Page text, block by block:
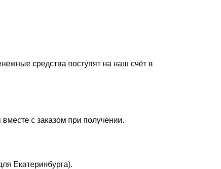
средства поступят на наш счёт в
с заказом при получении.
Екатеринбурга).